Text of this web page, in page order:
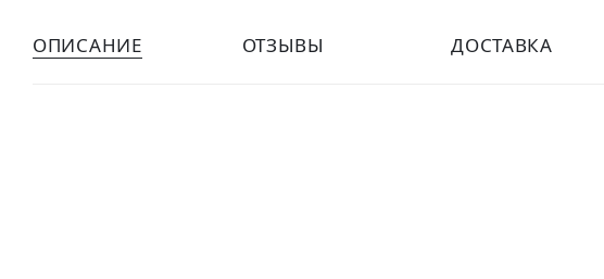
ОПИСАНИЕ ОТЗЫВЫ ДОСТАВКА